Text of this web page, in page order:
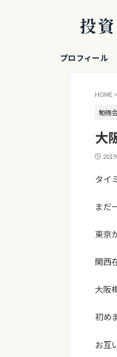
投
プロフィール
HOME >
勉強
大
タイ
まだ
東京
関西
大阪
初め
お互